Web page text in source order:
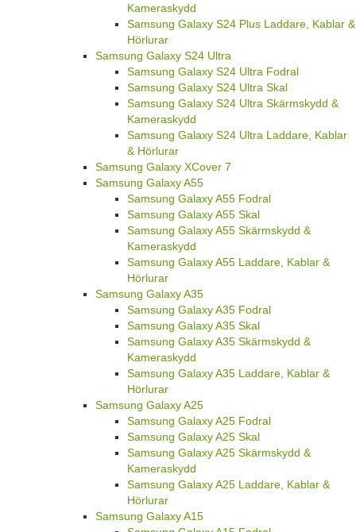
Kameraskydd
Samsung Galaxy S24 Plus Laddare, Kablar &
Hörlurar
Samsung Galaxy S24 Ultra
Samsung Galaxy S24 Ultra Fodral
Samsung Galaxy S24 Ultra Skal
Samsung Galaxy S24 Ultra Skärmskydd &
Kameraskydd
Samsung Galaxy S24 Ultra Laddare, Kablar
& Hörlurar
Samsung Galaxy XCover 7
Samsung Galaxy A55
Samsung Galaxy A55 Fodral
Samsung Galaxy A55 Skal
Samsung Galaxy A55 Skärmskydd &
Kameraskydd
Samsung Galaxy A55 Laddare, Kablar &
Hörlurar
Samsung Galaxy A35
Samsung Galaxy A35 Fodral
Samsung Galaxy A35 Skal
Samsung Galaxy A35 Skärmskydd &
Kameraskydd
Samsung Galaxy A35 Laddare, Kablar &
Hörlurar
Samsung Galaxy A25
Samsung Galaxy A25 Fodral
Samsung Galaxy A25 Skal
Samsung Galaxy A25 Skärmskydd &
Kameraskydd
Samsung Galaxy A25 Laddare, Kablar &
Hörlurar
Samsung Galaxy A15